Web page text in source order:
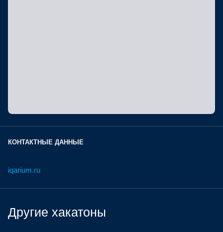
КОНТАКТНЫЕ ДАННЫЕ
iqarium.ru
Другие хакатоны